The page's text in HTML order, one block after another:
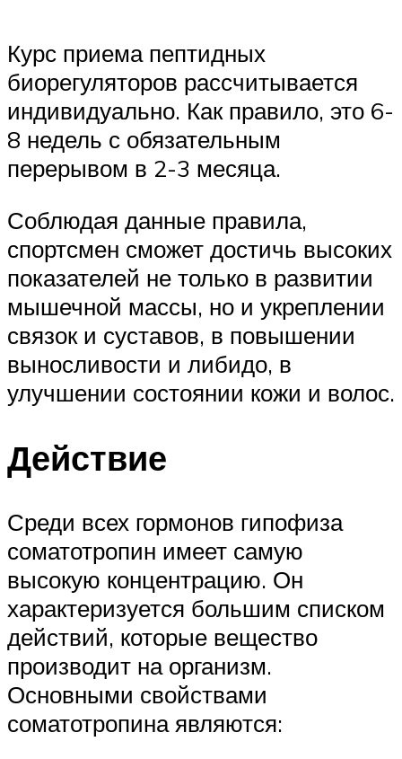
Курс приема пептидных
биорегуляторов рассчитывается
индивидуально. Как правило, это 6-
8 недель с обязательным
перерывом в 2-3 месяца.
Соблюдая данные правила,
спортсмен сможет достичь высоких
показателей не только в развитии
мышечной массы, но и укреплении
связок и суставов, в повышении
выносливости и либидо, в
улучшении состоянии кожи и волос.
Действие
Среди всех гормонов гипофиза
соматотропин имеет самую
высокую концентрацию. Он
характеризуется большим списком
действий, которые вещество
производит на организм.
Основными свойствами
соматотропина являются: